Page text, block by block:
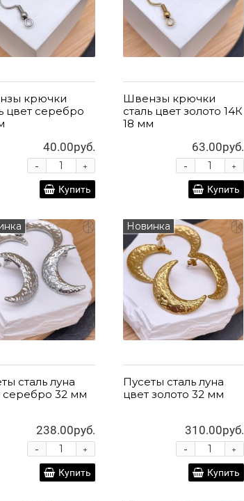
крючки
цвет серебро
40.00руб.
+
-
Купить
Швензы крючки
сталь цвет золото 14К
18 мм
63.00руб.
+
-
Купить
сталь луна
серебро 32 мм
238.00руб.
+
-
Купить
Новинка
Пусеты сталь луна
цвет золото 32 мм
310.00руб.
+
-
Купить